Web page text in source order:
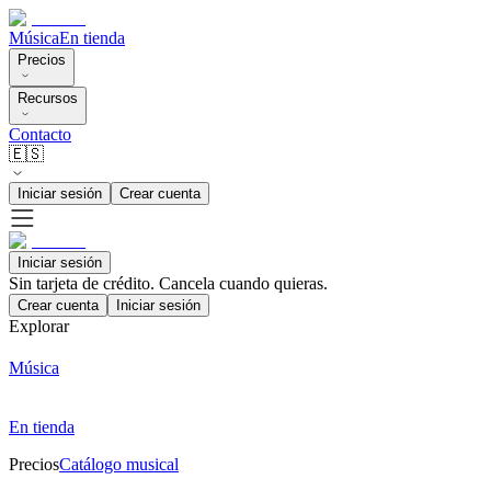
MúsicaEn tienda
Precios
Recursos
Contacto
🇪🇸
Iniciar sesión Crear cuenta
Iniciar sesión
Sin tarjeta de crédito. Cancela cuando quieras.
Crear cuenta Iniciar sesión
Explorar
Música
En tienda
PreciosCatálogo musical